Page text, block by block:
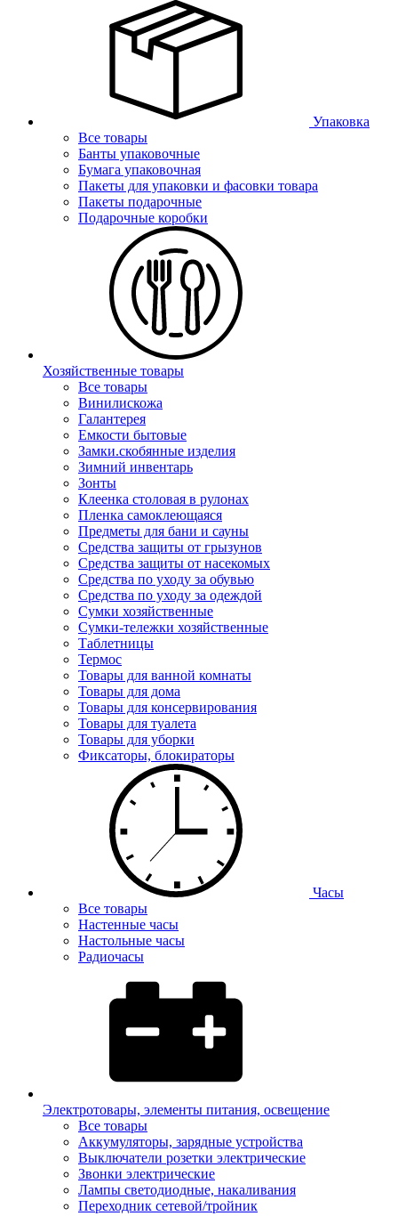
Упаковка
Все товары
Банты упаковочные
Бумага упаковочная
Пакеты для упаковки и фасовки товара
Пакеты подарочные
Подарочные коробки
Хозяйственные товары
Все товары
Винилискожа
Галантерея
Емкости бытовые
Замки.скобянные изделия
Зимний инвентарь
Зонты
Клеенка столовая в рулонах
Пленка самоклеющаяся
Предметы для бани и сауны
Средства защиты от грызунов
Средства защиты от насекомых
Средства по уходу за обувью
Средства по уходу за одеждой
Сумки хозяйственные
Сумки-тележки хозяйственные
Таблетницы
Термос
Товары для ванной комнаты
Товары для дома
Товары для консервирования
Товары для туалета
Товары для уборки
Фиксаторы, блокираторы
Часы
Все товары
Настенные часы
Настольные часы
Радиочасы
Электротовары, элементы питания, освещение
Все товары
Аккумуляторы, зарядные устройства
Выключатели розетки электрические
Звонки электрические
Лампы светодиодные, накаливания
Переходник сетевой/тройник